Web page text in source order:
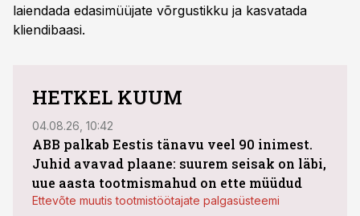
laiendada edasimüüjate võrgustikku ja kasvatada
kliendibaasi.
HETKEL KUUM
04.08.26, 10:42
ABB palkab Eestis tänavu veel 90 inimest.
Juhid avavad plaane: suurem seisak on läbi,
uue aasta tootmismahud on ette müüdud
Ettevõte muutis tootmistöötajate palgasüsteemi